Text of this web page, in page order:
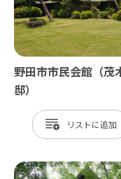
野田市市民会館（茂
邸）
リスト